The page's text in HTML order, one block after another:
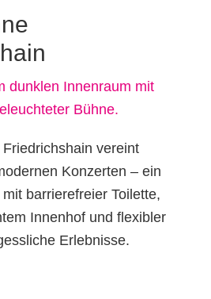
vereint
Konzerten – ein
barrierefreier Toilette,
Innenhof und flexibler
Erlebnisse.